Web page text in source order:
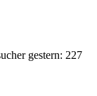
gestern: